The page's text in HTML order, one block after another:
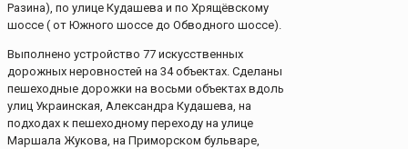
Разина), по улице Кудашева и по Хрящёвскому
шоссе ( от Южного шоссе до Обводного шоссе).
Выполнено устройство 77 искусственных
дорожных неровностей на 34 объектах. Сделаны
пешеходные дорожки на восьми объектах вдоль
улиц Украинская, Александра Кудашева, на
подходах к пешеходному переходу на улице
Маршала Жукова, на Приморском бульваре,